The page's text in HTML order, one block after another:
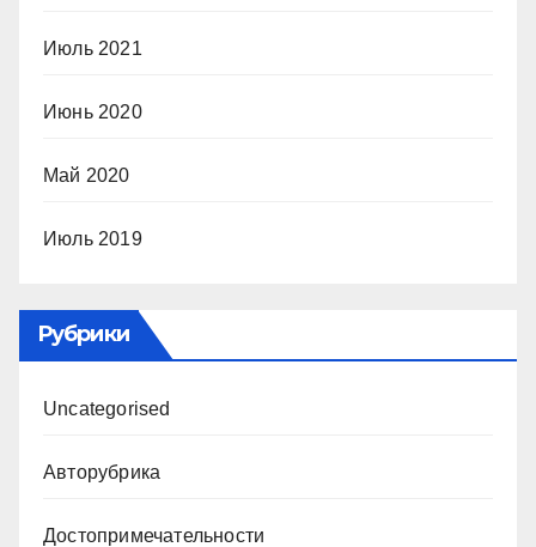
Июль 2021
Июнь 2020
Май 2020
Июль 2019
Рубрики
Uncategorised
Авторубрика
Достопримечательности